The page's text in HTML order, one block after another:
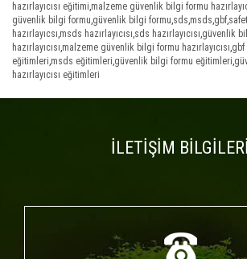
hazırlayıcısı eğitimi,malzeme güvenlik bilgi formu
güvenlik bilgi formu,güvenlik bilgi formu,sds,msds,gbf,
hazırlayıcsı,msds hazırlayıcısı,sds hazırlayıcısı,güvenlik
hazırlayıcısı,malzeme güvenlik bilgi formu hazırlayıcısı,gbf
eğitimleri,msds eğitimleri,güvenlik bilgi formu eğitimleri,
hazırlayıcısı eğitimleri
İLETİŞİM BİLGİLERİ